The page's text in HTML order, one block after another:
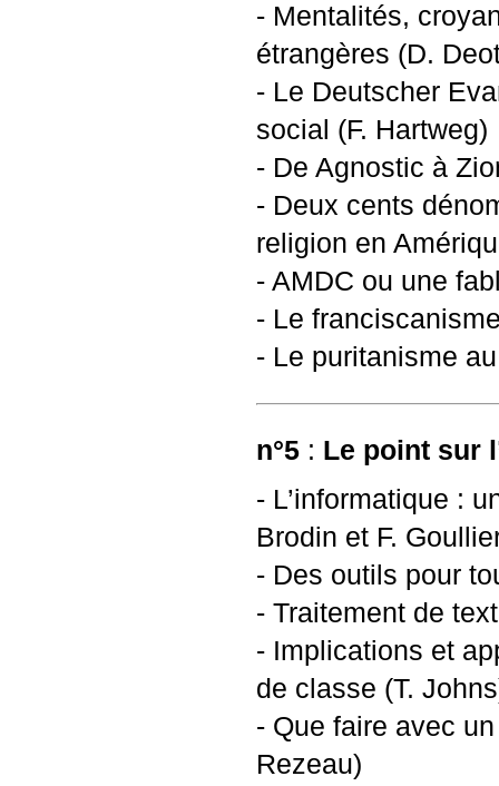
- Mentalités,
étrangères (D.
- Le Deutscher
social (F. Hartweg)
- De Agnostic à
- Deux cents
religion en
- AMDC ou une
- Le
- Le puritanisme
n°5 : Le point sur
- L’informatique :
Brodin et F.
- Des outils pour
- Traitement de
- Implications et
de classe (T.
- Que faire avec
Rezeau)